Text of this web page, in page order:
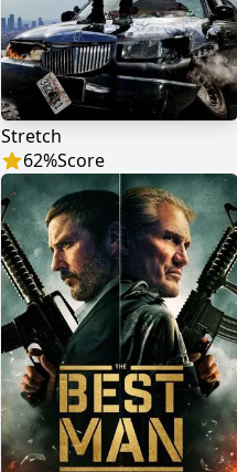
Stretch
62%Score